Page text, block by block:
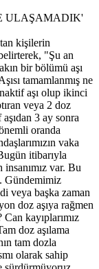
ULAŞAMADIK'
kişilerin
"Şu an
bir bölümü aşı
tamamlanmış ne
aşı olup ikinci
veya 2 doz
3 ay sonra
oranda
vaka
itibarıyla
insanımız var. Bu
Gündemimiz
veya başka zaman
doz aşıya rağmen
kayıplarımız
doz aşılama
tam dozla
olarak sahip